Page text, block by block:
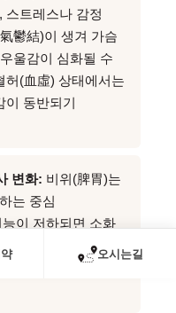
오시는길
스트레스나 감정
鬱結)이 생겨 가슴
울감이 심화될 수
허(血虛) 상태에서는
이 동반되기
변화: 비위(脾胃)는
는 중심
이 저하되면 소화
, 식욕 변화 등이
감소와도 연관될 수